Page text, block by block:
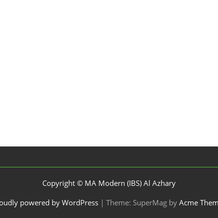
Copyright © MA Modern (IBS) Al Azhary
powered by WordPress | Theme: SuperMag by Acme